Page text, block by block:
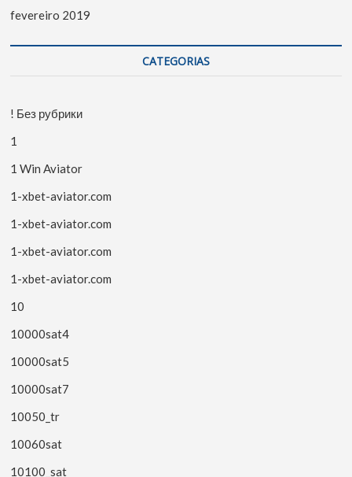
fevereiro 2019
CATEGORIAS
! Без рубрики
1
1 Win Aviator
1-xbet-aviator.com
1-xbet-aviator.com
1-xbet-aviator.com
1-xbet-aviator.com
10
10000sat4
10000sat5
10000sat7
10050_tr
10060sat
10100_sat